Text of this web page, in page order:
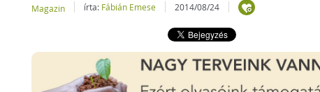
Magazin írta: Fábián Emese 2014/08/24